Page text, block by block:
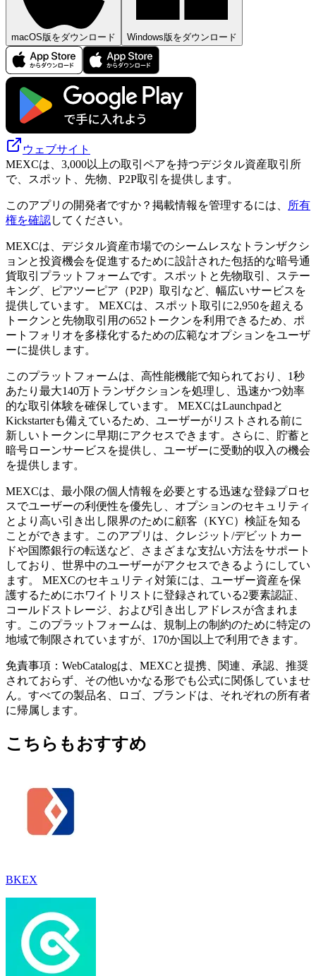
macOS版をダウンロード Windows版をダウンロード
ウェブサイト
MEXCは、3,000以上の取引ペアを持つデジタル資産取引所
で、スポット、先物、P2P取引を提供します。
このアプリの開発者ですか？掲載情報を管理するには、
所有
権を確認してください。
MEXCは、デジタル資産市場でのシームレスなトランザクシ
ョンと投資機会を促進するために設計された包括的な暗号通
貨取引プラットフォームです。スポットと先物取引、ステー
キング、ピアツーピア（P2P）取引など、幅広いサービスを
提供しています。 MEXCは、スポット取引に2,950を超える
トークンと先物取引用の652トークンを利用できるため、ポ
ートフォリオを多様化するための広範なオプションをユーザ
ーに提供します。
このプラットフォームは、高性能機能で知られており、1秒
あたり最大140万トランザクションを処理し、迅速かつ効率
的な取引体験を確保しています。 MEXCはLaunchpadと
Kickstarterも備えているため、ユーザーがリストされる前に
新しいトークンに早期にアクセスできます。さらに、貯蓄と
暗号ローンサービスを提供し、ユーザーに受動的収入の機会
を提供します。
MEXCは、最小限の個人情報を必要とする迅速な登録プロセ
スでユーザーの利便性を優先し、オプションのセキュリティ
とより高い引き出し限界のために顧客（KYC）検証を知る
ことができます。このアプリは、クレジット/デビットカー
ドや国際銀行の転送など、さまざまな支払い方法をサポート
しており、世界中のユーザーがアクセスできるようにしてい
ます。 MEXCのセキュリティ対策には、ユーザー資産を保
護するためにホワイトリストに登録されている2要素認証、
コールドストレージ、および引き出しアドレスが含まれま
す。このプラットフォームは、規制上の制約のために特定の
地域で制限されていますが、170か国以上で利用できます。
免責事項：WebCatalogは、MEXCと提携、関連、承認、推奨
されておらず、その他いかなる形でも公式に関係していませ
ん。すべての製品名、ロゴ、ブランドは、それぞれの所有者
に帰属します。
こちらもおすすめ
BKEX